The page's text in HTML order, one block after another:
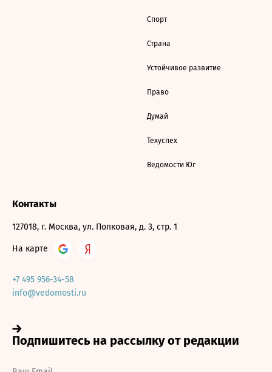
Спорт
Страна
Устойчивое развитие
Право
Думай
Техуспех
Ведомости Юг
Контакты
127018, г. Москва, ул. Полковая, д. 3, стр. 1
На карте
+7 495 956-34-58
info@vedomosti.ru